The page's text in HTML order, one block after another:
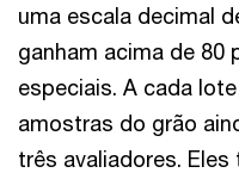
uma escala decimal
ganham acima de 80
especiais. A cada
amostras do grão
três avaliadores.